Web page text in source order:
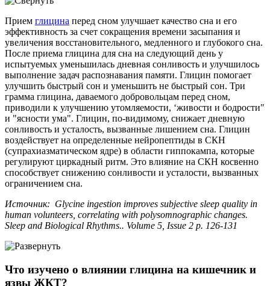
Прием глицина перед сном улучшает качество сна и его
эффективность за счет сокращения времени засыпания и
увеличения восстановительного, медленного и глубокого сна.
После приема глицина для сна на следующий день у
испытуемых уменьшилась дневная сонливость и улучшилось
выполнение задач распознавания памяти. Глицин помогает
улучшить быстрый сон и уменьшить не быстрый сон. Три
грамма глицина, даваемого добровольцам перед сном,
приводили к улучшению утомляемости, ‘живости и бодрости"
и "ясности ума". Глицин, по-видимому, снижает дневную
сонливость и усталость, вызванные лишением сна. Глицин
воздействует на определенные нейропептиды в СКН
(супрахиазматическом ядре) в области гиппокампа, которые
регулируют циркадный ритм. Это влияние на СКН косвенно
способствует снижению сонливости и усталости, вызванных
ограничением сна.
Источник: Glycine ingestion improves subjective sleep quality in
human volunteers, correlating with polysomnographic changes.
Sleep and Biological Rhythms.. Volume 5, Issue 2 p. 126-131
Что изучено о влиянии глицина на кишечник и
язвы ЖКТ?